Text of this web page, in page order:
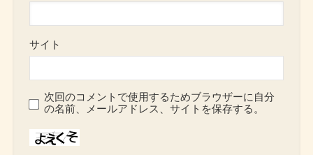
サイト
次回のコメントで使用するためブラウザーに自分
の名前、メールアドレス、サイトを保存する。